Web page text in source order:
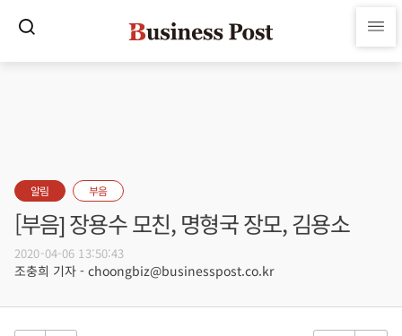
알림 부음
[부음] 장용수 모친, 명형국 장모, 김용소
2020-04-06 13:50:43
조충희 기자 - choongbiz@businesspost.co.kr